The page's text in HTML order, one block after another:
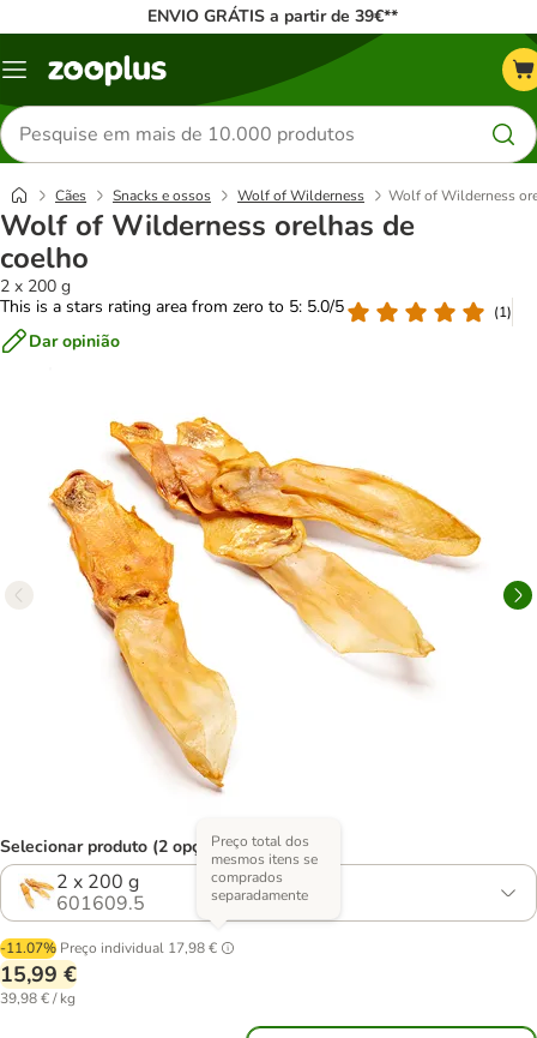
ENVIO GRÁTIS a partir de 39€**
Menu
Pesquisar
produtos
Cães Snacks e ossos Wolf of Wilderness Wolf of Wilderness
Wolf of Wilderness orelhas de
coelho
2 x 200 g
This is a stars rating area from zero to 5: 5.0/5
(1)
Dar opinião
Selecionar produto (2 opções)
2 x 200 g
601609.5
-11.07% Preço individual 17,98 €
Preço total dos
mesmos itens se
comprados
separadamente
15,99 €
39,98 € / kg